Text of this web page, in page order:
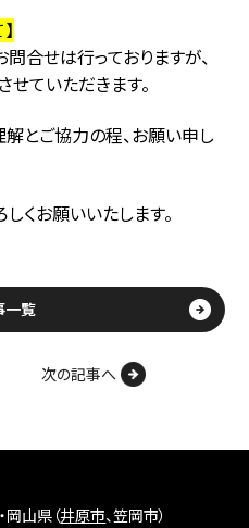
合せは行っておりますが、
せていただきます。
とご協力の程、お願い申し
くお願いいたします。
一覧
次の記事へ
岡山県（井原市、笠岡市）